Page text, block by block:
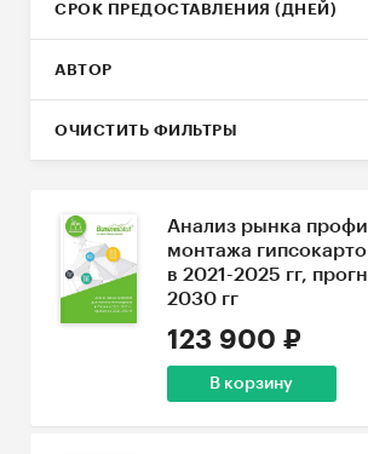
СРОК ПРЕДОСТАВЛЕНИЯ (ДНЕЙ)
АВТОР
ОЧИСТИТЬ ФИЛЬТРЫ
Анализ рынка
монтажа
в 2021-2025 гг,
2030 гг
123 900 ₽
В корзину